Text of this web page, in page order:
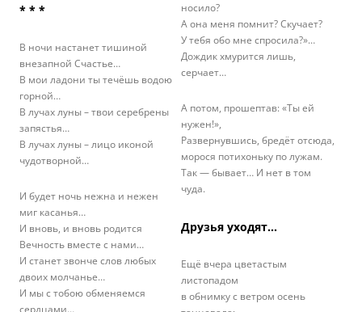
* * *
В ночи настанет тишиной
внезапной Счастье…
В мои ладони ты течёшь водою
горной…
В лучах луны – твои серебрены
запястья…
В лучах луны – лицо иконой
чудотворной…
И будет ночь нежна и нежен
миг касанья…
И вновь, и вновь родится
Вечность вместе с нами…
И станет звонче слов любых
двоих молчанье…
И мы с тобою обменяемся
носило?
А она меня помнит? Скучает?
У тебя обо мне спросила?»…
Дождик хмурится лишь,
серчает…
А потом, прошептав: «Ты ей
нужен!»,
Развернувшись, бредёт отсюда,
морося потихоньку по лужам.
Так — бывает… И нет в том
чуда.
Друзья уходят…
Ещё вчера цветастым
листопадом
в обнимку с ветром осень